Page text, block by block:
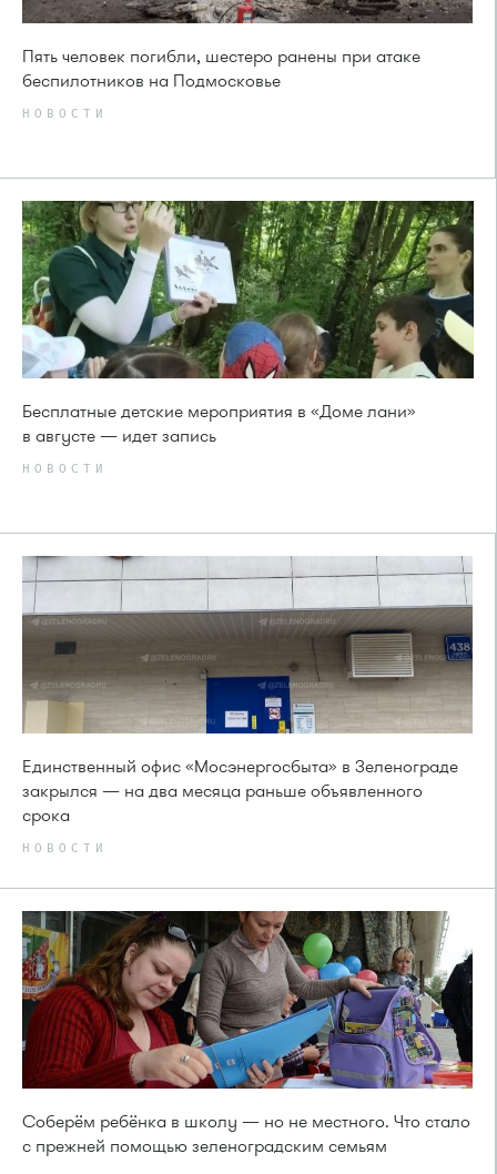
Пять человек погибли, шестеро ранены при атаке
беспилотников на Подмосковье
НОВОСТИ
Бесплатные детские мероприятия в «Доме лани»
в августе — идет запись
НОВОСТИ
Единственный офис «Мосэнергосбыта» в Зеленограде
закрылся — на два месяца раньше объявленного
срока
НОВОСТИ
Соберём ребёнка в школу — но не местного. Что стало
с прежней помощью зеленоградским семьям